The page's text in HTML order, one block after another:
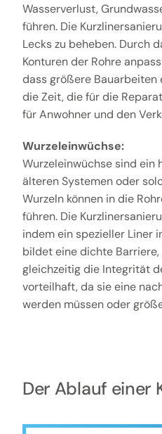
Wasserverlust,
führen. Die
Lecks zu beheben. Durch
Konturen der Rohre
dass größere Bauarbeiten
die Zeit, die für die
für Anwohner und den
Wurzeleinwüchse:
Wurzeleinwüchse sind ein
älteren Systemen oder
Wurzeln können in die
führen. Die
indem ein spezieller Liner
bildet eine dichte
gleichzeitig die Integrität
vorteilhaft, da sie eine
werden müssen oder
Der Ablauf einer